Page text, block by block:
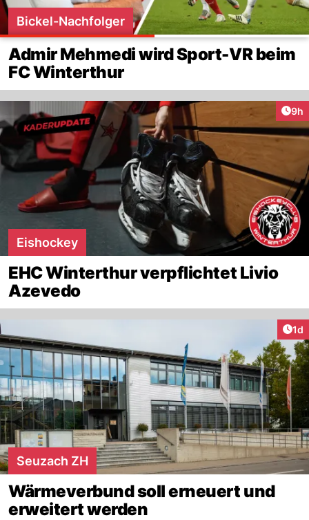
Bickel-Nachfolger
Admir Mehmedi wird Sport-VR beim
FC Winterthur
9h
Eishockey
EHC Winterthur verpflichtet Livio
Azevedo
1d
Seuzach ZH
Wärmeverbund soll erneuert und
erweitert werden